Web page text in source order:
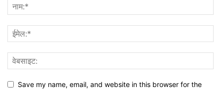
Save my name, email, and website in this browser for the